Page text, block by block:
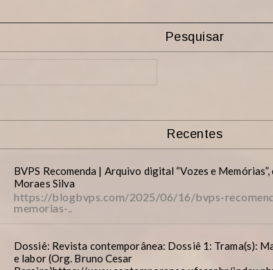
Pesquisar
Recentes
BVPS Recomenda | Arquivo digital “Vozes e
Moraes Silva
https://blogbvps.com/2025/06/16/bvps-
memorias-..
Dossiê: Revista contemporânea: Dossiê 1: Trama(s):
e labor (Org. Bruno Cesar